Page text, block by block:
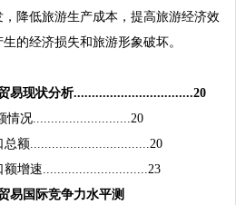
降低旅游生产成本，提高旅游经济效
的经济损失和旅游形象破坏。
易现状分析.................................20
情况...........................20
总额.................................20
额增速.............................23
易国际竞争力水平测